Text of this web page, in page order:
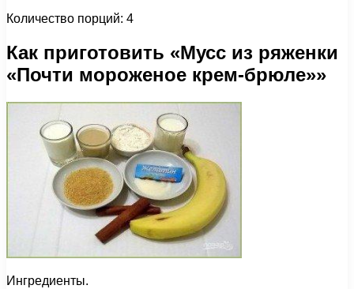
Количество порций: 4
Как приготовить «Мусс из ряженки
«Почти мороженое крем-брюле»»
Ингредиенты.